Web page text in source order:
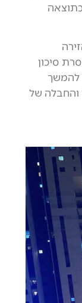
סיכון
להמשך
והחבלה של